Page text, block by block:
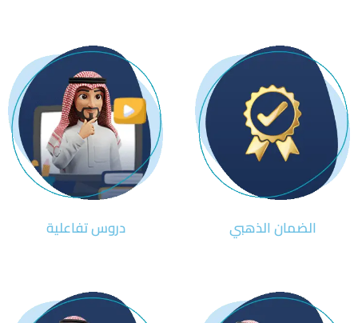
الضمان الذهبي دروس تفاعلية